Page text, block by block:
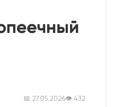
📅 27.05.2026👁 432